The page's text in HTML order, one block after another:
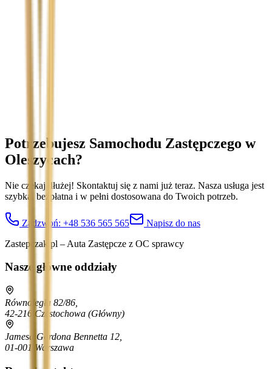
Potrzebujesz Samochodu Zastępczego w
Oleszycach?
Nie czekaj dłużej! Skontaktuj się z nami już teraz. Nasza usługa jest
szybka, bezpłatna i w pełni dostosowana do Twoich potrzeb.
Zadzwoń: +48 536 565 565
Napisz do nas
Zastepczak.pl – Auta Zastępcze z OC sprawcy
Nasze główne oddziały
Równoległa 82/86,
42-216 Częstochowa (Główny)
Jamesa Gordona Bennetta 12,
01-001 Warszawa